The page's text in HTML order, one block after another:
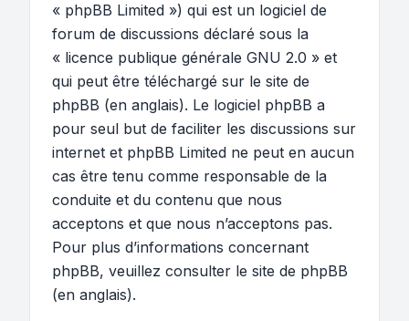
« phpBB Limited ») qui est un logiciel de
forum de discussions déclaré sous la
« licence publique générale GNU 2.0 » et
qui peut être téléchargé sur le site de
phpBB (en anglais). Le logiciel phpBB a
pour seul but de faciliter les discussions sur
internet et phpBB Limited ne peut en aucun
cas être tenu comme responsable de la
conduite et du contenu que nous
acceptons et que nous n’acceptons pas.
Pour plus d’informations concernant
phpBB, veuillez consulter le site de phpBB
(en anglais).